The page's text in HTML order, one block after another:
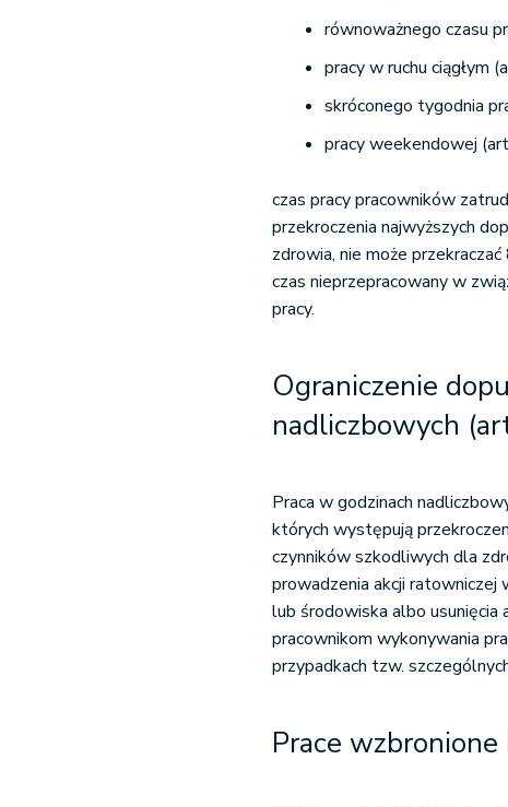
równoważnego czasu
pracy w ruchu ciągłym
skróconego tygodnia
pracy weekendowej
czas pracy pracowników
przekroczenia najwyższych
zdrowia, nie może
czas nieprzepracowany w
pracy.
Ograniczenie
nadliczbowych
Praca w godzinach
których występują
czynników szkodliwych dla
prowadzenia akcji ratowniczej
lub środowiska albo usunięcia
pracownikom wykonywania
przypadkach tzw.
Prace